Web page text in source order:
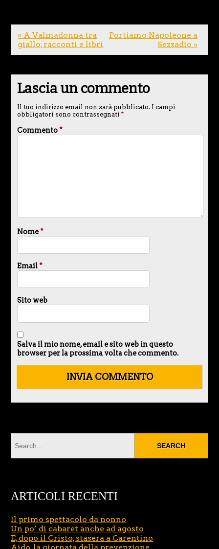
« A Valmadonna tra
giallo, racconti e libri
Portiamo Napoleone a
Sezzadio »
Lascia un commento
Il tuo indirizzo email non sarà pubblicato. I campi
obbligatori sono contrassegnati *
Commento*
Nome*
Email*
Sito web
Salva il mio nome, email e sito web in questo
browser per la prossima volta che commento.
ARTICOLI RECENTI
Il primo spettacolo da nonno
Un po’ di cabaret anche ad agosto
E, dopo il Cristo, stasera a Carentino